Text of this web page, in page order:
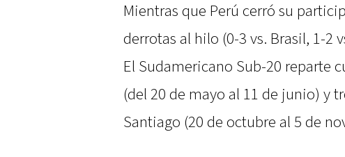
Mientras que Perú cerró su
derrotas al hilo (0-3 vs. Brasil, 1-2
El Sudamericano Sub-20 reparte
(del 20 de mayo al 11 de junio) y
Santiago (20 de octubre al 5 de